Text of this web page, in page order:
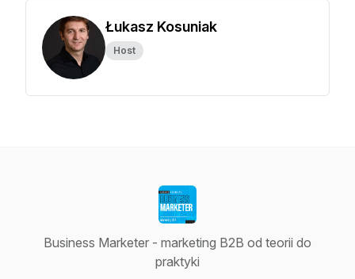
Łukasz Kosuniak
Host
Business Marketer - marketing B2B od teorii do
praktyki